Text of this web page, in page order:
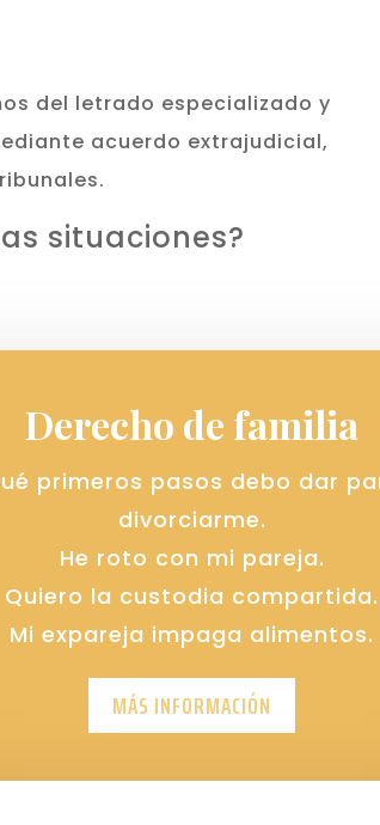
del letrado especializado y
acuerdo extrajudicial,
situaciones?
Derecho de familia
primeros pasos debo dar
divorciarme.
He roto con mi pareja.
Quiero la custodia compartida.
Mi expareja impaga alimentos.
MÁS INFORMACIÓN